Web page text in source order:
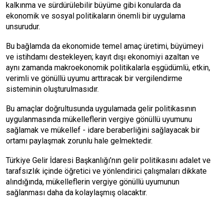
kalkınma ve sürdürülebilir büyüme gibi konularda da
ekonomik ve sosyal politikaların önemli bir uygulama
unsurudur.
Bu bağlamda da ekonomide temel amaç üretimi, büyümeyi
ve istihdamı destekleyen; kayıt dışı ekonomiyi azaltan ve
aynı zamanda makroekonomik politikalarla eşgüdümlü, etkin,
verimli ve gönüllü uyumu arttıracak bir vergilendirme
sisteminin oluşturulmasıdır.
Bu amaçlar doğrultusunda uygulamada gelir politikasının
uygulanmasında mükelleflerin vergiye gönüllü uyumunu
sağlamak ve mükellef - idare beraberliğini sağlayacak bir
ortamı paylaşmak zorunlu hale gelmektedir.
Türkiye Gelir İdaresi Başkanlığı’nın gelir politikasını adalet ve
tarafsızlık içinde öğretici ve yönlendirici çalışmaları dikkate
alındığında, mükelleflerin vergiye gönüllü uyumunun
sağlanması daha da kolaylaşmış olacaktır.